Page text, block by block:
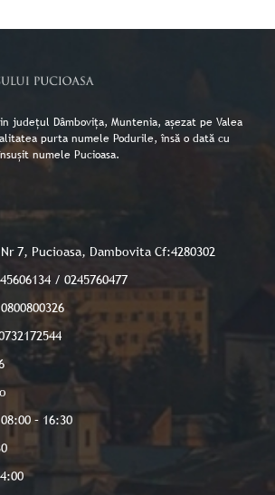
județul Dâmbovița, Muntenia, așezat pe Valea
purta numele Podurile, însă o dată cu
numele Pucioasa.
7, Pucioasa, Dambovita Cf:4280302
/ 0245760477
– 16:30